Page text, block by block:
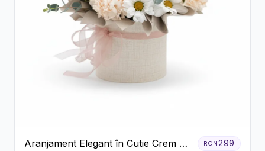
Aranjament Elegant în Cutie Crem cu
RON299